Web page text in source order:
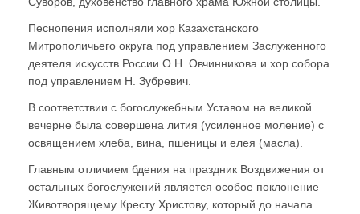
Песнопения исполняли хор Казахстанского
Митрополичьего округа под управлением Заслуженного
деятеля искусств России О.Н. Овчинникова и хор собора
под управлением Н. Зубревич.
В соответствии с богослужебным Уставом на великой
вечерне была совершена лития (усиленное моление) с
освящением хлеба, вина, пшеницы и елея (масла).
Главным отличием бдения на праздник Воздвижения от
остальных богослужений является особое поклонение
Животворящему Кресту Христову, который до начала